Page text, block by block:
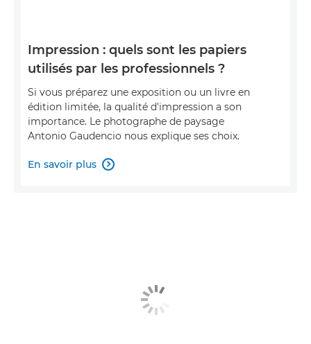
Impression : quels sont les papiers
utilisés par les professionnels ?
Si vous préparez une exposition ou un livre en
édition limitée, la qualité d'impression a son
importance. Le photographe de paysage
Antonio Gaudencio nous explique ses choix.
En savoir plus 